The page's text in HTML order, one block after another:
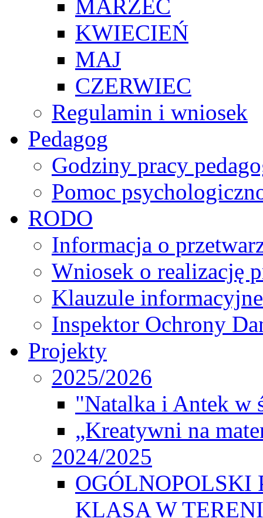
MARZEC
KWIECIEŃ
MAJ
CZERWIEC
Regulamin i wniosek
Pedagog
Godziny pracy
Pomoc
RODO
Informacja o
Wniosek o realizację
Klauzule informacyjne
Inspektor Ochrony
Projekty
2025/2026
"Natalka i Antek w
„Kreatywni na
2024/2025
OGÓLNOPOLSKI
KLASA W